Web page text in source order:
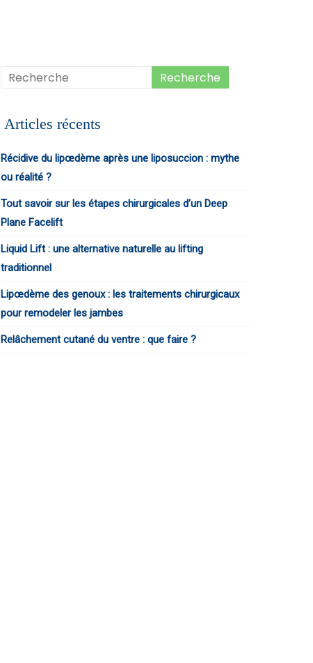
Articles récents
Récidive du lipœdème après une liposuccion : mythe
ou réalité ?
Tout savoir sur les étapes chirurgicales d’un Deep
Plane Facelift
Liquid Lift : une alternative naturelle au lifting
traditionnel
Lipœdème des genoux : les traitements chirurgicaux
pour remodeler les jambes
Relâchement cutané du ventre : que faire ?